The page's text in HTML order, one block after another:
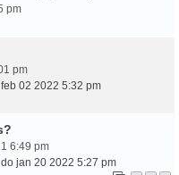
pm
pm
02 2022 5:32 pm
6:49 pm
do jan 20 2022 5:27 pm